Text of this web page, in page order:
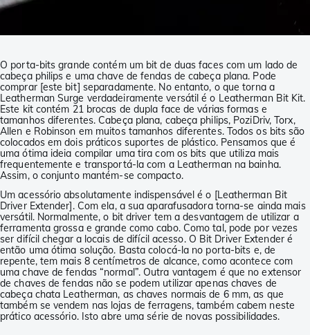
O porta-bits grande contém um bit de duas faces com um lado de
cabeça philips e uma chave de fendas de cabeça plana. Pode
comprar [este bit] separadamente. No entanto, o que torna a
Leatherman Surge verdadeiramente versátil é o Leatherman Bit Kit.
Este kit contém 21 brocas de dupla face de várias formas e
tamanhos diferentes. Cabeça plana, cabeça philips, PoziDriv, Torx,
Allen e Robinson em muitos tamanhos diferentes. Todos os bits são
colocados em dois práticos suportes de plástico. Pensamos que é
uma ótima ideia compilar uma tira com os bits que utiliza mais
frequentemente e transportá-la com a Leatherman na bainha.
Assim, o conjunto mantém-se compacto.
Um acessório absolutamente indispensável é o [Leatherman Bit
Driver Extender]. Com ela, a sua aparafusadora torna-se ainda mais
versátil. Normalmente, o bit driver tem a desvantagem de utilizar a
ferramenta grossa e grande como cabo. Como tal, pode por vezes
ser difícil chegar a locais de difícil acesso. O Bit Driver Extender é
então uma ótima solução. Basta colocá-la no porta-bits e, de
repente, tem mais 8 centímetros de alcance, como acontece com
uma chave de fendas “normal”. Outra vantagem é que no extensor
de chaves de fendas não se podem utilizar apenas chaves de
cabeça chata Leatherman, as chaves normais de 6 mm, as que
também se vendem nas lojas de ferragens, também cabem neste
prático acessório. Isto abre uma série de novas possibilidades.